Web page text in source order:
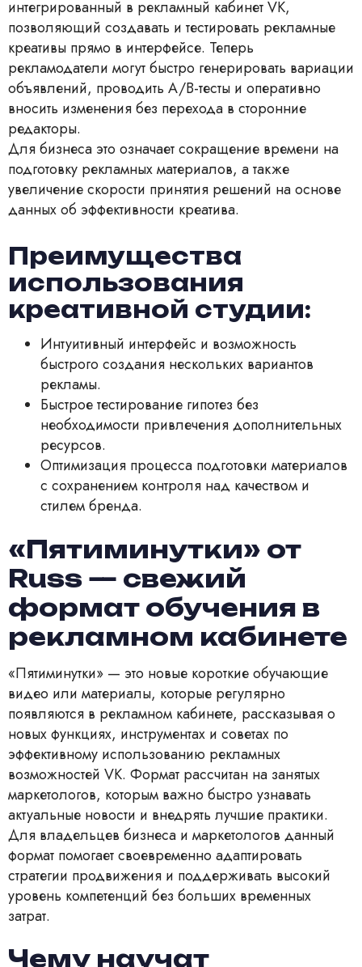
интегрированный в рекламный кабинет VK,
позволяющий создавать и тестировать рекламные
креативы прямо в интерфейсе. Теперь
рекламодатели могут быстро генерировать вариации
объявлений, проводить A/B-тесты и оперативно
вносить изменения без перехода в сторонние
редакторы.
Для бизнеса это означает сокращение времени на
подготовку рекламных материалов, а также
увеличение скорости принятия решений на основе
данных об эффективности креатива.
Преимущества
использования
креативной студии:
Интуитивный интерфейс и возможность
быстрого создания нескольких вариантов
рекламы.
Быстрое тестирование гипотез без
необходимости привлечения дополнительных
ресурсов.
Оптимизация процесса подготовки материалов
с сохранением контроля над качеством и
стилем бренда.
«Пятиминутки» от
Russ — свежий
формат обучения в
рекламном кабинете
«Пятиминутки» — это новые короткие обучающие
видео или материалы, которые регулярно
появляются в рекламном кабинете, рассказывая о
новых функциях, инструментах и советах по
эффективному использованию рекламных
возможностей VK. Формат рассчитан на занятых
маркетологов, которым важно быстро узнавать
актуальные новости и внедрять лучшие практики.
Для владельцев бизнеса и маркетологов данный
формат помогает своевременно адаптировать
стратегии продвижения и поддерживать высокий
уровень компетенций без больших временных
затрат.
Чему научат